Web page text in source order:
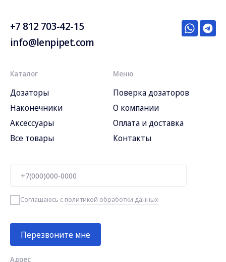
+7 812 703-42-15
info@lenpipet.com
Каталог
Дозаторы
Наконечники
Аксессуары
Все товары
Поверка дозаторов
О компании
Оплата и доставка
Контакты
Меню
Адрес
Соглашаюсь с политикой обработки данных
Перезвоните мне